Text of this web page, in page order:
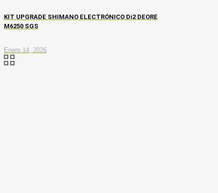
KIT UPGRADE SHIMANO ELECTRÓNICO Di2 DEORE
M6250 SGS
Enero 14, 2026